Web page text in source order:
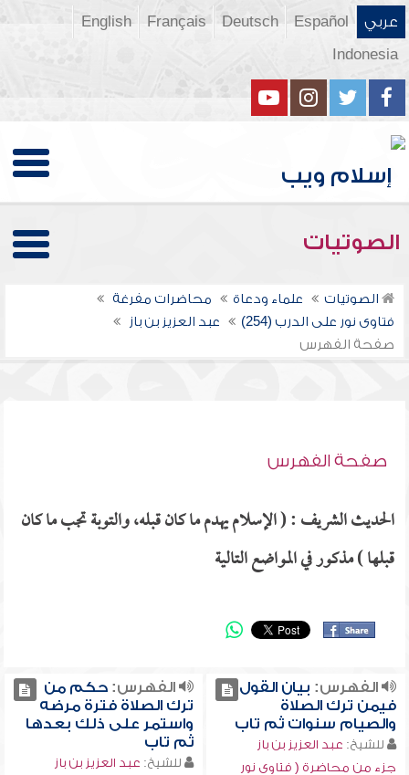
عربي Español
Deutsch
Français
English
Indonesia
الصوتيات
الصوتيات علماء ودعاة
محاضرات مفرغة
فتاوى نور على الدرب (254)
عبد العزيز بن باز
صفحة الفهرس
صفحة الفهرس
الحديث الشريف : ( الإسلام يهدم ما كان قبله، والتوبة تجب ما كان
قبلها ) مذكور في المواضع التالية
الفهرس: بيان القول
فيمن ترك الصلاة
والصيام سنوات ثم تاب
للشيخ: عبد العزيز بن باز
جزء من محاضرة ( فتاوى نور
الفهرس:حكم من
ترك الصلاة فترة مرضه
واستمر على ذلك بعدها
ثم تاب
للشيخ: عبد العزيز بن باز